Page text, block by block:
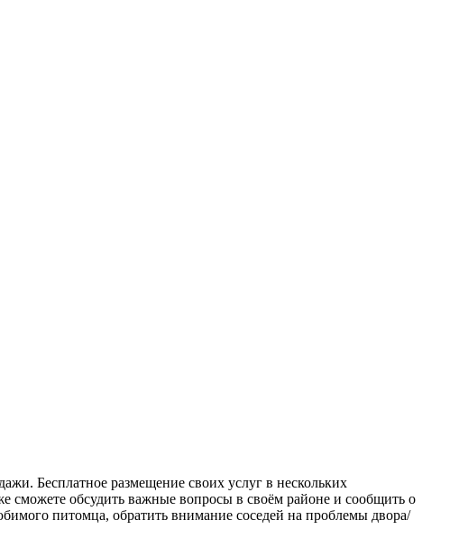
Бесплатное размещение своих услуг в нескольких
сможете обсудить важные вопросы в своём районе и сообщить о
питомца, обратить внимание соседей на проблемы двора/